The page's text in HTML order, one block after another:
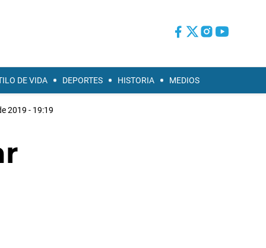
DE VIDA DEPORTES HISTORIA MEDIOS
2019 - 19:19